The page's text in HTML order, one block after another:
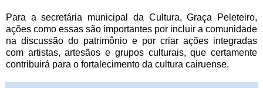
Para a secretária municipal da Cultura, Graça Peleteiro,
ações como essas são importantes por incluir a comunidade
na discussão do patrimônio e por criar ações integradas
com artistas, artesãos e grupos culturais, que certamente
contribuirá para o fortalecimento da cultura cairuense.